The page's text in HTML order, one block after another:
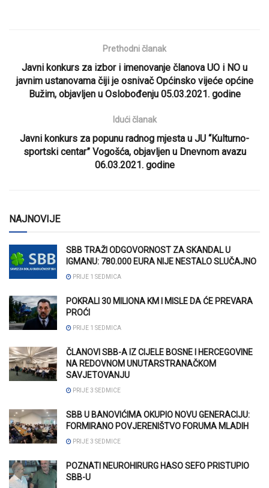
Prethodni članak
Javni konkurs za izbor i imenovanje članova UO i NO u
javnim ustanovama čiji je osnivač Općinsko vijeće općine
Bužim, objavljen u Oslobođenju 05.03.2021. godine
Idući članak
Javni konkurs za popunu radnog mjesta u JU “Kulturno-
sportski centar” Vogošća, objavljen u Dnevnom avazu
06.03.2021. godine
NAJNOVIJE
SBB TRAŽI ODGOVORNOST ZA SKANDAL U
IGMANU: 780.000 EURA NIJE NESTALO SLUČAJNO
PRIJE 1 SEDMICA
POKRALI 30 MILIONA KM I MISLE DA ĆE PREVARA
PROĆI
PRIJE 1 SEDMICA
ČLANOVI SBB-A IZ CIJELE BOSNE I HERCEGOVINE
NA REDOVNOM UNUTARSTRANAČKOM
SAVJETOVANJU
PRIJE 3 SEDMICE
SBB U BANOVIĆIMA OKUPIO NOVU GENERACIJU:
FORMIRANO POVJERENIŠTVO FORUMA MLADIH
PRIJE 3 SEDMICE
POZNATI NEUROHIRURG HASO SEFO PRISTUPIO
SBB-U